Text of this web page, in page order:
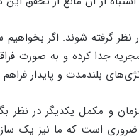
گرفته شوند. اگر بخواهیم
جدا کرده و به صورت
بلندمدت و پایدار فراهم
و مکمل یکدیگر در نظر
است که ما نیز یک